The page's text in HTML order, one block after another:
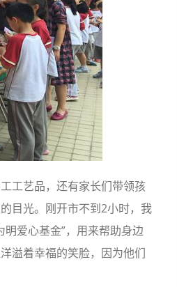
工艺品，还有家长们带领孩
目光。刚开市不到2小时，我
爱心基金”，用来帮助身边
溢着幸福的笑脸，因为他们